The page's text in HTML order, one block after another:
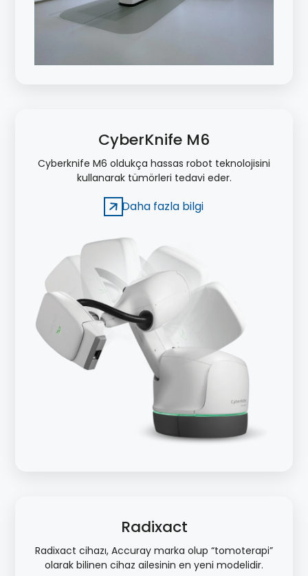
CyberKnife M6
Cyberknife M6 oldukça hassas robot teknolojisini
kullanarak tümörleri tedavi eder.
Daha fazla bilgi
Radixact
Radixact cihazı, Accuray marka olup “tomoterapi”
olarak bilinen cihaz ailesinin en yeni modelidir.